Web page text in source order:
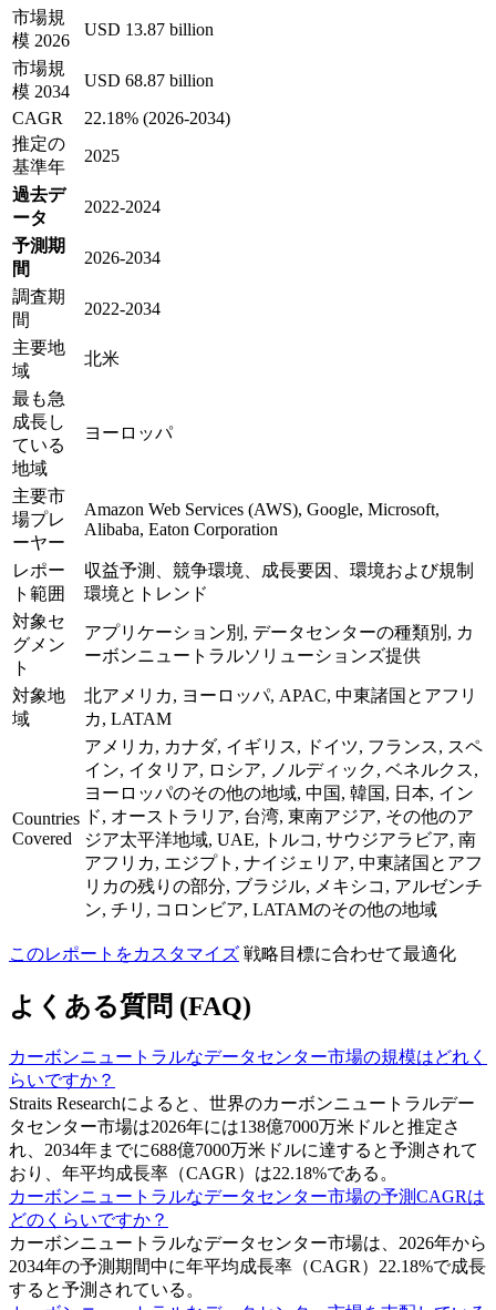
市場規
模 2026
USD 13.87 billion
市場規
模 2034
USD 68.87 billion
CAGR
22.18% (2026-2034)
推定の
基準年
2025
過去デ
ータ
2022-2024
予測期
間
2026-2034
調査期
間
2022-2034
主要地
域
北米
最も急
成長し
ている
地域
ヨーロッパ
主要市
場プレ
ーヤー
Amazon Web Services (AWS), Google, Microsoft,
Alibaba, Eaton Corporation
レポー
ト範囲
収益予測、競争環境、成長要因、環境および規制
環境とトレンド
対象セ
グメン
ト
アプリケーション別, データセンターの種類別, カ
ーボンニュートラルソリューションズ提供
対象地
域
北アメリカ, ヨーロッパ, APAC, 中東諸国とアフリ
カ, LATAM
Countries
Covered
アメリカ, カナダ, イギリス, ドイツ, フランス, スペ
イン, イタリア, ロシア, ノルディック, ベネルクス,
ヨーロッパのその他の地域, 中国, 韓国, 日本, イン
ド, オーストラリア, 台湾, 東南アジア, その他のア
ジア太平洋地域, UAE, トルコ, サウジアラビア, 南
アフリカ, エジプト, ナイジェリア, 中東諸国とアフ
リカの残りの部分, ブラジル, メキシコ, アルゼンチ
ン, チリ, コロンビア, LATAMのその他の地域
このレポートをカスタマイズ 戦略目標に合わせて最適化
よくある質問 (FAQ)
カーボンニュートラルなデータセンター市場の規模はどれく
らいですか？
Straits Researchによると、世界のカーボンニュートラルデー
タセンター市場は2026年には138億7000万米ドルと推定さ
れ、2034年までに688億7000万米ドルに達すると予測されて
おり、年平均成長率（CAGR）は22.18%である。
カーボンニュートラルなデータセンター市場の予測CAGRは
どのくらいですか？
カーボンニュートラルなデータセンター市場は、2026年から
2034年の予測期間中に年平均成長率（CAGR）22.18%で成長
すると予測されている。